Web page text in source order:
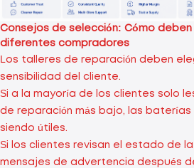
Consejos de selección: Cómo deben
diferentes compradores
Los talleres de reparación deben
sensibilidad del cliente.
Si a la mayoría de los clientes solo
de reparación más bajo, las baterías
siendo útiles.
Si los clientes revisan el estado de
mensajes de advertencia después